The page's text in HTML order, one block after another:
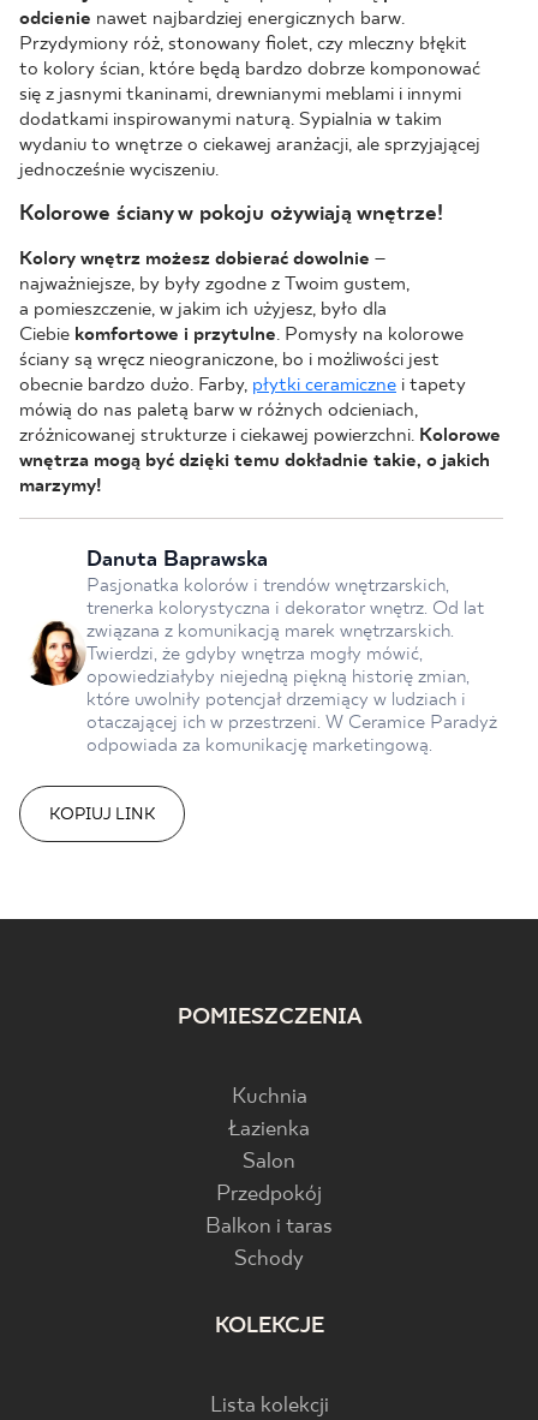
odcienie nawet najbardziej energicznych barw.
Przydymiony róż, stonowany fiolet, czy mleczny błękit
to kolory ścian, które będą bardzo dobrze komponować
się z jasnymi tkaninami, drewnianymi meblami i innymi
dodatkami inspirowanymi naturą. Sypialnia w takim
wydaniu to wnętrze o ciekawej aranżacji, ale sprzyjającej
jednocześnie wyciszeniu.
Kolorowe ściany w pokoju ożywiają wnętrze!
Kolory wnętrz możesz dobierać dowolnie –
najważniejsze, by były zgodne z Twoim gustem,
a pomieszczenie, w jakim ich użyjesz, było dla
Ciebie komfortowe i przytulne. Pomysły na kolorowe
ściany są wręcz nieograniczone, bo i możliwości jest
obecnie bardzo dużo. Farby, płytki ceramiczne i tapety
mówią do nas paletą barw w różnych odcieniach,
zróżnicowanej strukturze i ciekawej powierzchni. Kolorowe
wnętrza mogą być dzięki temu dokładnie takie, o jakich
marzymy!
Danuta Baprawska
Pasjonatka kolorów i trendów wnętrzarskich,
trenerka kolorystyczna i dekorator wnętrz. Od lat
związana z komunikacją marek wnętrzarskich.
Twierdzi, że gdyby wnętrza mogły mówić,
opowiedziałyby niejedną piękną historię zmian,
które uwolniły potencjał drzemiący w ludziach i
otaczającej ich w przestrzeni. W Ceramice Paradyż
odpowiada za komunikację marketingową.
KOPIUJ LINK
POMIESZCZENIA
Kuchnia
Łazienka
Salon
Przedpokój
Balkon i taras
Schody
KOLEKCJE
Lista kolekcji